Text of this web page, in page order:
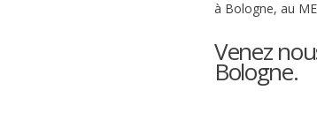
à Bologne, au
Venez
Bologne.